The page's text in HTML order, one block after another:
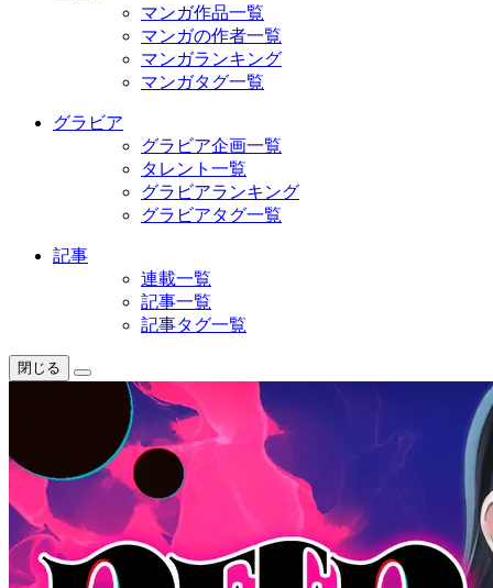
マンガ作品一覧
マンガの作者一覧
マンガランキング
マンガタグ一覧
グラビア
グラビア企画一覧
タレント一覧
グラビアランキング
グラビアタグ一覧
記事
連載一覧
記事一覧
記事タグ一覧
閉じる